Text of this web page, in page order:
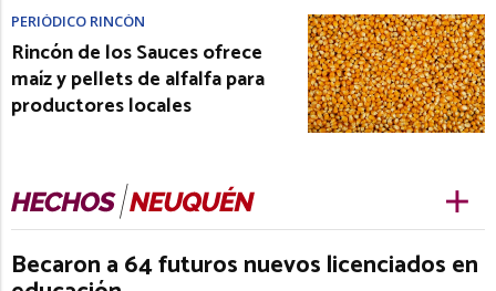
PERIÓDICO RINCÓN
Rincón de los Sauces ofrece
maíz y pellets de alfalfa para
productores locales
Becaron a 64 futuros nuevos licenciados en